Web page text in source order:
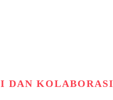
DAN KOLABORASI